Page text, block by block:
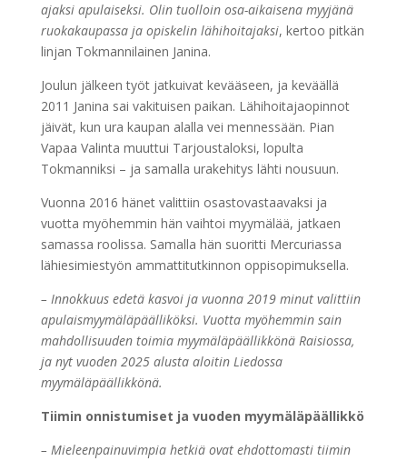
ajaksi apulaiseksi. Olin tuolloin osa-aikaisena myyjänä
ruokakaupassa ja opiskelin lähihoitajaksi, kertoo pitkän
linjan Tokmannilainen Janina.
Joulun jälkeen työt jatkuivat kevääseen, ja keväällä
2011 Janina sai vakituisen paikan. Lähihoitajaopinnot
jäivät, kun ura kaupan alalla vei mennessään. Pian
Vapaa Valinta muuttui Tarjoustaloksi, lopulta
Tokmanniksi – ja samalla urakehitys lähti nousuun.
Vuonna 2016 hänet valittiin osastovastaavaksi ja
vuotta myöhemmin hän vaihtoi myymälää, jatkaen
samassa roolissa. Samalla hän suoritti Mercuriassa
lähiesimiestyön ammattitutkinnon oppisopimuksella.
– Innokkuus edetä kasvoi ja vuonna 2019 minut valittiin
apulaismyymäläpäälliköksi. Vuotta myöhemmin sain
mahdollisuuden toimia myymäläpäällikkönä Raisiossa,
ja nyt vuoden 2025 alusta aloitin Liedossa
myymäläpäällikkönä.
Tiimin onnistumiset ja vuoden myymäläpäällikkö
– Mieleenpainuvimpia hetkiä ovat ehdottomasti tiimin